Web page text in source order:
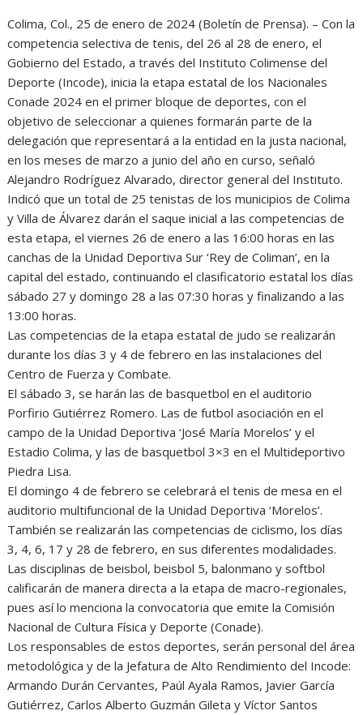
Colima, Col., 25 de enero de 2024 (Boletín de Prensa). – Con la
competencia selectiva de tenis, del 26 al 28 de enero, el
Gobierno del Estado, a través del Instituto Colimense del
Deporte (Incode), inicia la etapa estatal de los Nacionales
Conade 2024 en el primer bloque de deportes, con el
objetivo de seleccionar a quienes formarán parte de la
delegación que representará a la entidad en la justa nacional,
en los meses de marzo a junio del año en curso, señaló
Alejandro Rodríguez Alvarado, director general del Instituto.
Indicó que un total de 25 tenistas de los municipios de Colima
y Villa de Álvarez darán el saque inicial a las competencias de
esta etapa, el viernes 26 de enero a las 16:00 horas en las
canchas de la Unidad Deportiva Sur ‘Rey de Coliman’, en la
capital del estado, continuando el clasificatorio estatal los días
sábado 27 y domingo 28 a las 07:30 horas y finalizando a las
13:00 horas.
Las competencias de la etapa estatal de judo se realizarán
durante los días 3 y 4 de febrero en las instalaciones del
Centro de Fuerza y Combate.
El sábado 3, se harán las de basquetbol en el auditorio
Porfirio Gutiérrez Romero. Las de futbol asociación en el
campo de la Unidad Deportiva ‘José María Morelos’ y el
Estadio Colima, y las de basquetbol 3×3 en el Multideportivo
Piedra Lisa.
El domingo 4 de febrero se celebrará el tenis de mesa en el
auditorio multifuncional de la Unidad Deportiva ‘Morelos’.
También se realizarán las competencias de ciclismo, los días
3, 4, 6, 17 y 28 de febrero, en sus diferentes modalidades.
Las disciplinas de beisbol, beisbol 5, balonmano y softbol
calificarán de manera directa a la etapa de macro-regionales,
pues así lo menciona la convocatoria que emite la Comisión
Nacional de Cultura Física y Deporte (Conade).
Los responsables de estos deportes, serán personal del área
metodológica y de la Jefatura de Alto Rendimiento del Incode:
Armando Durán Cervantes, Paúl Ayala Ramos, Javier García
Gutiérrez, Carlos Alberto Guzmán Gileta y Víctor Santos